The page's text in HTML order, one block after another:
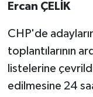
Ercan ÇELİK
CHP'de
toplantılarının
listelerine
edilmesine 24